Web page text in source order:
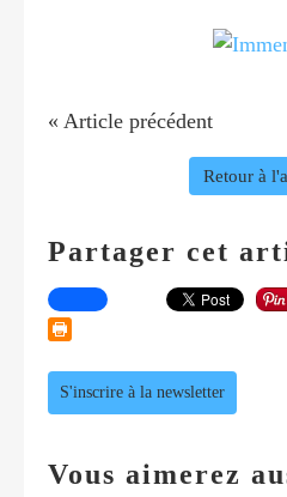
« Article précédent
Retour à
Partager cet
S'inscrire à la newsletter
Vous aimerez